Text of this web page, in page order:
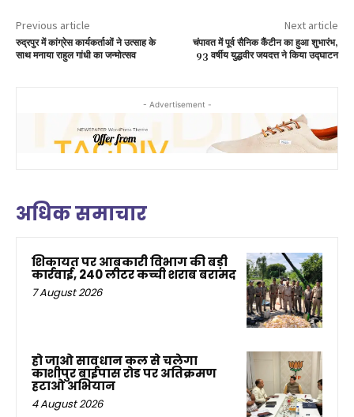
Previous article
रुद्रपुर में कांग्रेस कार्यकर्ताओं ने उत्साह के
साथ मनाया राहुल गांधी का जन्मोत्सव
Next article
चंपावत में पूर्व सैनिक कैंटीन का हुआ शुभारंभ,
93 वर्षीय युद्धवीर जयदत्त ने किया उद्घाटन
- Advertisement -
अधिक समाचार
शिकायत पर आबकारी विभाग की बड़ी
कार्रवाई, 240 लीटर कच्ची शराब बरामद
7 August 2026
हो जाओ सावधान कल से चलेगा
काशीपुर बाईपास रोड पर अतिक्रमण
हटाओ अभियान
4 August 2026